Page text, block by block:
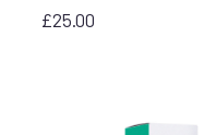
£25.00